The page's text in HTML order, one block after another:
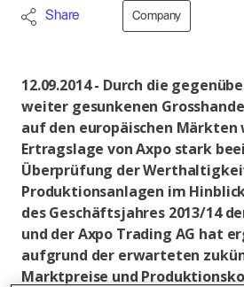
Share Company
12.09.2014 - Durch die
weiter gesunkenen
auf den europäischen Märkten
Ertragslage von Axpo stark
Überprüfung der
Produktionsanlagen im
des Geschäftsjahres 2013/14
und der Axpo Trading AG hat
aufgrund der erwarteten
Marktpreise und